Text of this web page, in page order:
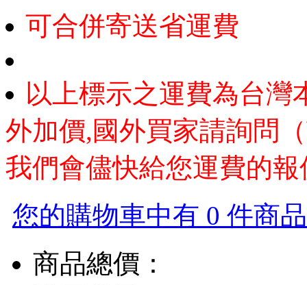
可合併寄送省運費
以上標示之運費為台灣
外加價,國外買家請詢問
我們會儘快給您運費的報
您的購物車中有 0 件商
商品總價：